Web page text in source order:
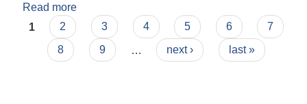
Read more
Pages
1 2 3 4 5 6
7
8
9 next › last »